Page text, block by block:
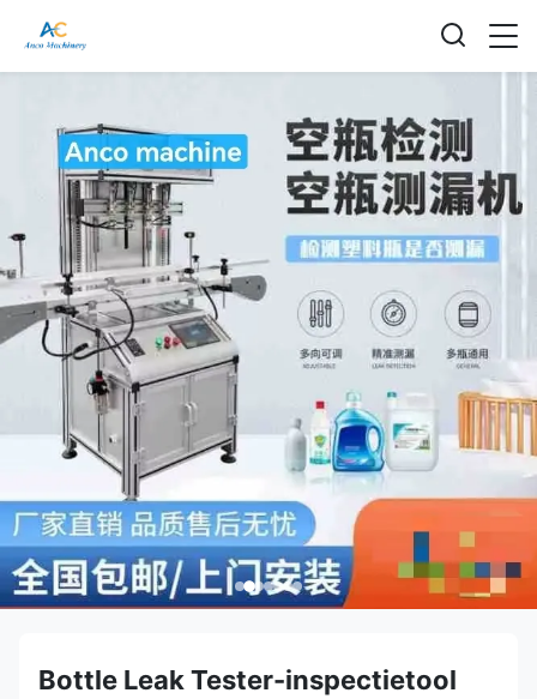
Bottle Leak Tester-inspectietool